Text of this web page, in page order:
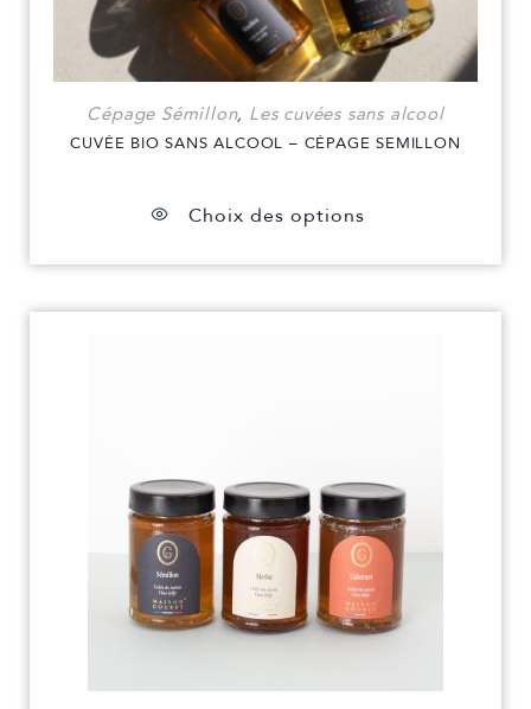
Cépage Sémillon, Les cuvées sans alcool
CUVÉE BIO SANS ALCOOL – CÉPAGE SEMILLON
Choix des options